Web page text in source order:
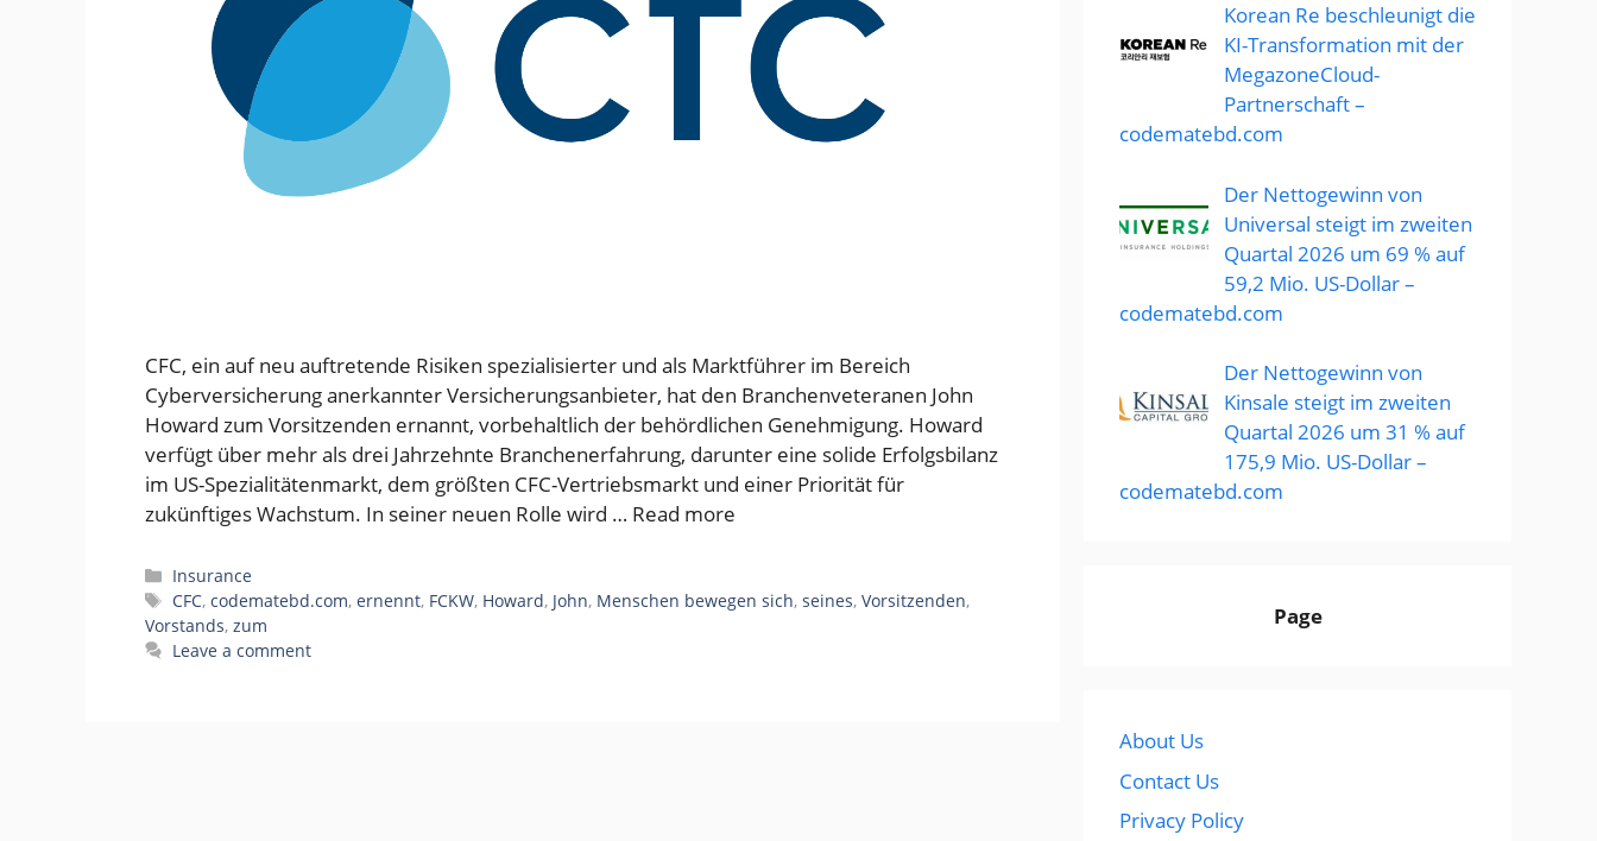
CFC, ein auf neu auftretende Risiken spezialisierter und als Marktführer im Bereich
Cyberversicherung anerkannter Versicherungsanbieter, hat den Branchenveteranen John
Howard zum Vorsitzenden ernannt, vorbehaltlich der behördlichen Genehmigung. Howard
verfügt über mehr als drei Jahrzehnte Branchenerfahrung, darunter eine solide Erfolgsbilanz
im US-Spezialitätenmarkt, dem größten CFC-Vertriebsmarkt und einer Priorität für
zukünftiges Wachstum. In seiner neuen Rolle wird … Read more
Categories
Insurance
Tags
CFC,codematebd.com,ernennt, FCKW, Howard, John, Menschen bewegen sich,seines,Vorsitzenden,
Vorstands, zum
Leave a comment
Korean Re beschleunigt die
KI-Transformation mit der
MegazoneCloud-
Partnerschaft –
codematebd.com
Der Nettogewinn von
Universal steigt im zweiten
Quartal 2026 um 69 % auf
59,2 Mio. US-Dollar –
codematebd.com
Der Nettogewinn von
Kinsale steigt im zweiten
Quartal 2026 um 31 % auf
175,9 Mio. US-Dollar –
codematebd.com
Page
About Us
Contact Us
Privacy Policy